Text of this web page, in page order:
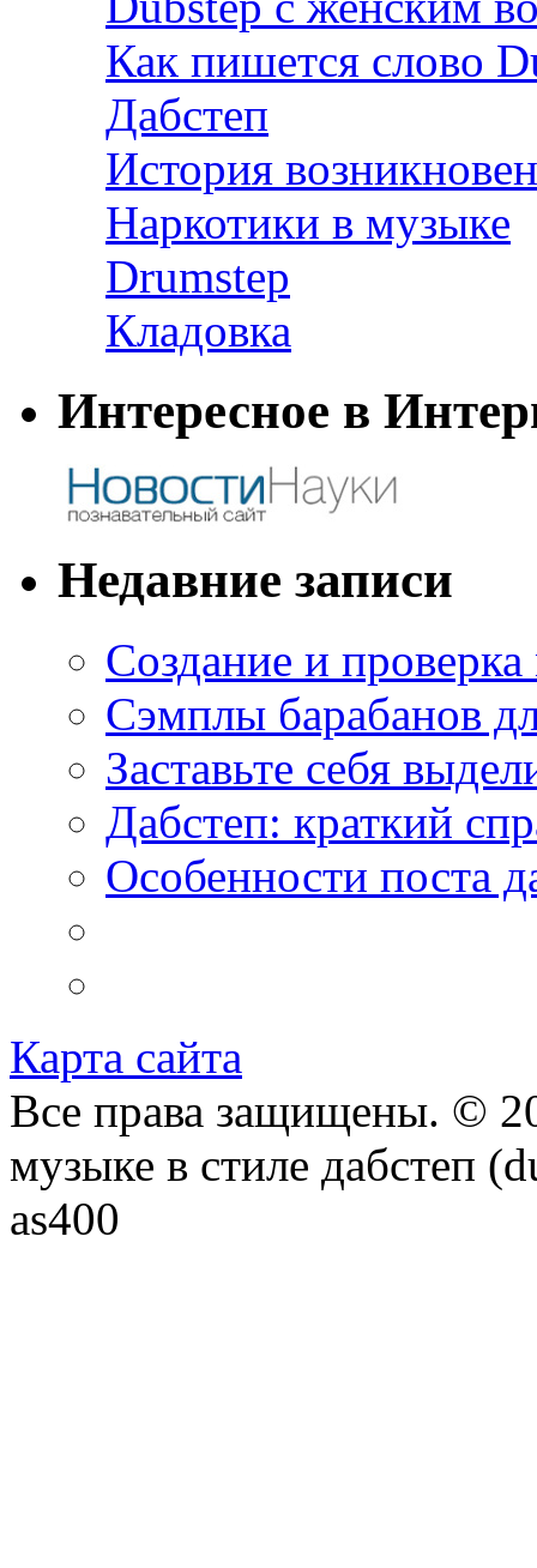
Как пишется слово
Дабстеп
История
Наркотики в музыке
Drumstep
Кладовка
Интересное в
Недавние записи
Создание и
Сэмплы барабанов
Заставьте себя
Дабстеп: краткий
Особенности поста
Карта сайта
Все права защищены. ©
музыке в стиле дабстеп
as400